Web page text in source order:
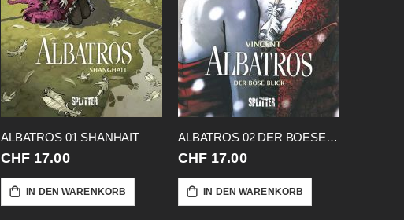
ALBATROS 01 SHANHAIT
CHF 17.00
IN DEN WARENKORB
ALBATROS 02 DER BOESE BLICK
CHF 17.00
IN DEN WARENKORB